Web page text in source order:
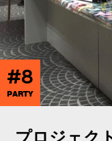
#8
PARTY